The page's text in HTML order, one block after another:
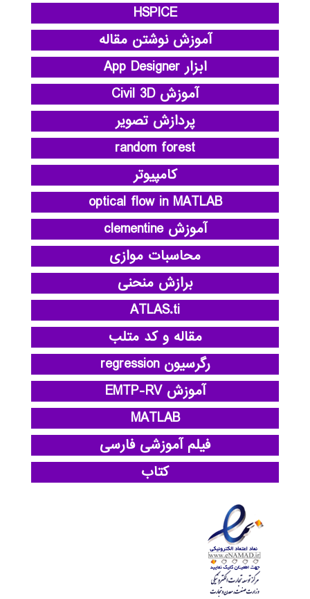
HSPICE
آموزش نوشتن مقاله
ابزار App Designer
آموزش Civil 3D
پردازش تصویر
random forest
کامپیوتر
optical flow in MATLAB
آموزش clementine
محاسبات موازی
برازش منحنی
ATLAS.ti
مقاله و کد متلب
رگرسیون regression
آموزش EMTP-RV
MATLAB
فیلم آموزشی فارسی
کتاب